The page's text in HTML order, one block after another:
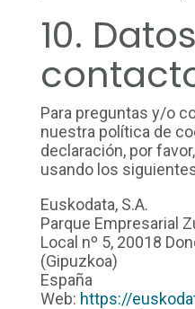
10.
Para preguntas y/o
nuestra política de
declaración, por
usando los
Euskodata, S.A.
Parque Empresarial
Local nº 5, 20018
(Gipuzkoa)
España
Web: https://